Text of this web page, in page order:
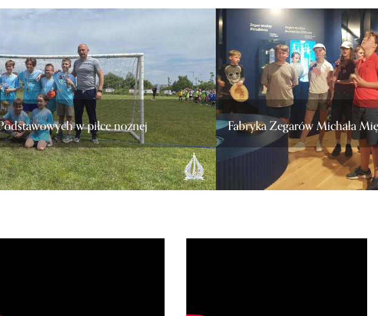
w piłce nożnej Fabryka Zegarów Michała